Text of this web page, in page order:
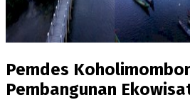
Pemdes
Pembangunan